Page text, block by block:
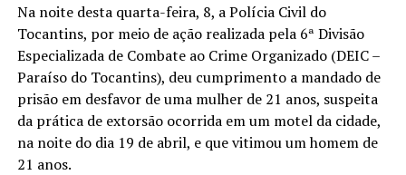
Na noite desta quarta-feira, 8, a Polícia Civil do
Tocantins, por meio de ação realizada pela 6ª Divisão
Especializada de Combate ao Crime Organizado (DEIC –
Paraíso do Tocantins), deu cumprimento a mandado de
prisão em desfavor de uma mulher de 21 anos, suspeita
da prática de extorsão ocorrida em um motel da cidade,
na noite do dia 19 de abril, e que vitimou um homem de
21 anos.